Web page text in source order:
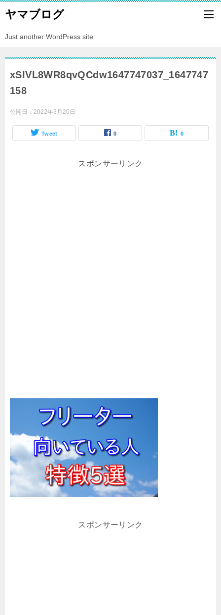
ヤマブログ
Just another WordPress site
xSIVL8WR8qvQCdw1647747037_1647747
158
公開日： 2022年3月20日
Tweet 0 0
スポンサーリンク
スポンサーリンク